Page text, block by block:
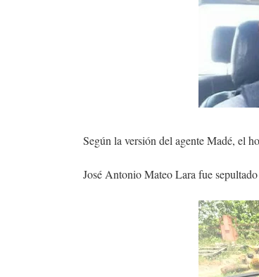
Según la versión del agente Madé, el
José Antonio Mateo Lara fue